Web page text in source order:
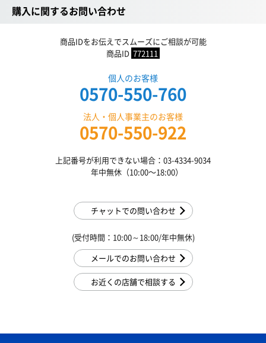
購入に関するお問い合わせ
商品IDをお伝えでスムーズにご相談が可能
商品ID 772111
個人のお客様
0570-550-760
法人・個人事業主のお客様
0570-550-922
上記番号が利用できない場合：03-4334-9034
年中無休（10:00〜18:00）
チャットでの問い合わせ
(受付時間：10:00～18:00/年中無休)
メールでのお問い合わせ
お近くの店舗で相談する